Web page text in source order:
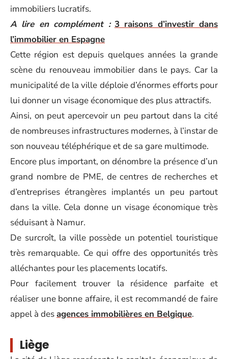
immobiliers lucratifs.
A lire en complément : 3 raisons d’investir dans
l’immobilier en Espagne
Cette région est depuis quelques années la grande
scène du renouveau immobilier dans le pays. Car la
municipalité de la ville déploie d’énormes efforts pour
lui donner un visage économique des plus attractifs.
Ainsi, on peut apercevoir un peu partout dans la cité
de nombreuses infrastructures modernes, à l’instar de
son nouveau téléphérique et de sa gare multimode.
Encore plus important, on dénombre la présence d’un
grand nombre de PME, de centres de recherches et
d’entreprises étrangères implantés un peu partout
dans la ville. Cela donne un visage économique très
séduisant à Namur.
De surcroît, la ville possède un potentiel touristique
très remarquable. Ce qui offre des opportunités très
alléchantes pour les placements locatifs.
Pour facilement trouver la résidence parfaite et
réaliser une bonne affaire, il est recommandé de faire
appel à desagences immobilières en Belgique.
Liège